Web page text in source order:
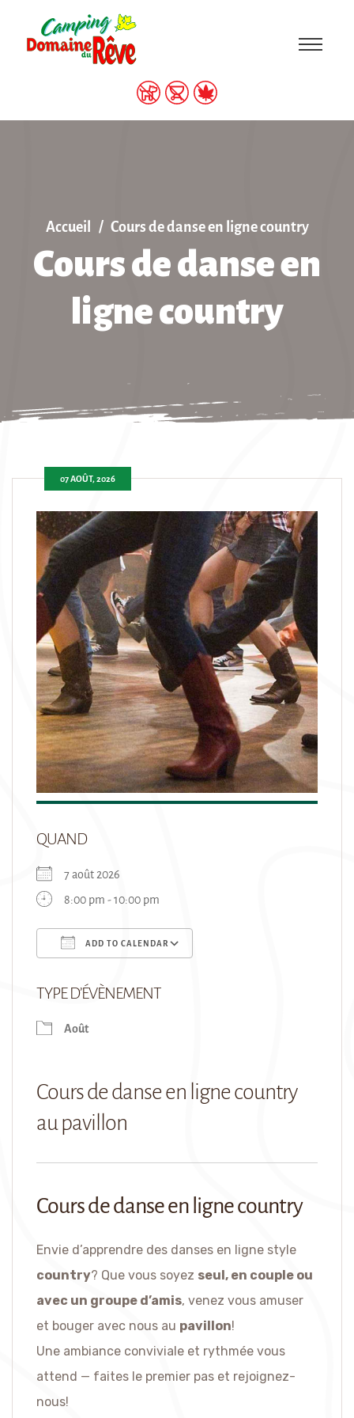
Accueil Cours de danse en ligne country
Cours de danse en
ligne country
07 AOÛT, 2026
QUAND
7 août 2026
8:00 pm - 10:00 pm
ADD TO CALENDAR
TYPE D’ÉVÈNEMENT
Août
Cours de danse en ligne country
au pavillon
Cours de danse en ligne country
Envie d’apprendre des danses en ligne style
country? Que vous soyez seul, en couple ou
avec un groupe d’amis, venez vous amuser
et bouger avec nous au pavillon!
Une ambiance conviviale et rythmée vous
attend — faites le premier pas et rejoignez-
nous!